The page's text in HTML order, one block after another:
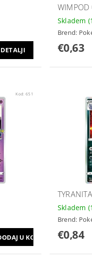
DETALJI
Skladem
Brend:
€0,63
Kod:651
Skladem
Brend:
€0,84